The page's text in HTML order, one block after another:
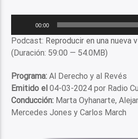
audio
00:00
Podcast: Reproducir en una nueva
(Duración: 59:00 — 54.0MB)
Programa: Al Derecho y al Revés
Emitido el04-03-2024 por Radio
Conducción: Marta Oyhanarte,
Mercedes Jones y Carlos March